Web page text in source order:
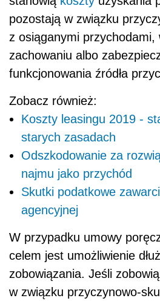
pozostają w związku
z osiąganymi przychodami,
zachowaniu albo
funkcjonowania źródła
Zobacz również:
Koszty leasingu 2019 -
starych zasadach
Odszkodowanie za
najmu jako przychód
Skutki podatkowe
agencyjnej
W przypadku umowy
celem jest umożliwienie
zobowiązania. Jeśli
w związku przyczynowo-